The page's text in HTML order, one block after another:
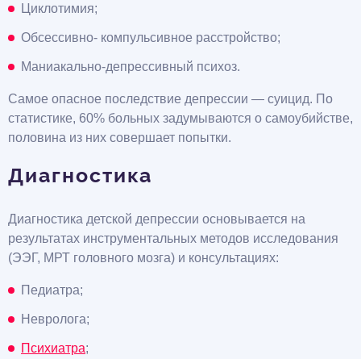
Циклотимия;
Обсессивно- компульсивное расстройство;
Маниакально-депрессивный психоз.
Самое опасное последствие депрессии — суицид. По
статистике, 60% больных задумываются о самоубийстве,
половина из них совершает попытки.
Диагностика
Диагностика детской депрессии основывается на
результатах инструментальных методов исследования
(ЭЭГ, МРТ головного мозга) и консультациях:
Педиатра;
Невролога;
Психиатра;